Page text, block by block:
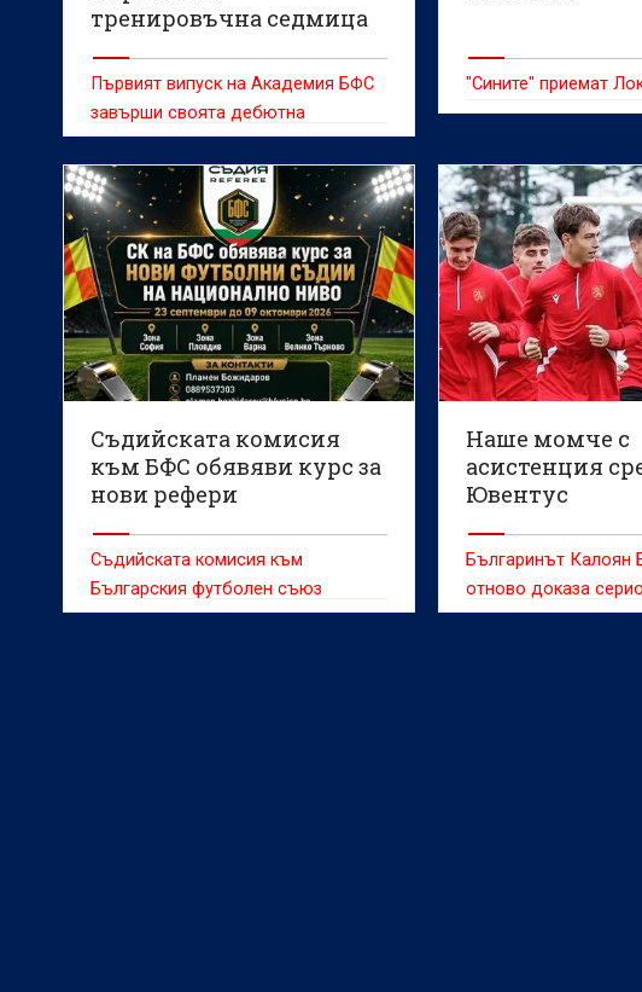
тренировъчна седмица
проекта
Първият випуск на Академия БФС
завърши своята дебютна
тренировъчна седмица,
поставяйки основите на
ежедневния процес, който ще
бъде в основата на развитието на
младите футболни таланти.
"Сините" приемат
Съдийската комисия
към БФС обявяви курс за
нови рефери
Съдийската комисия към
Българския футболен съюз
стартира нов курс за подготовка
Наше момче с
асистенция
Ювентус
Българинът Калоян
отново доказа
потенциал, след